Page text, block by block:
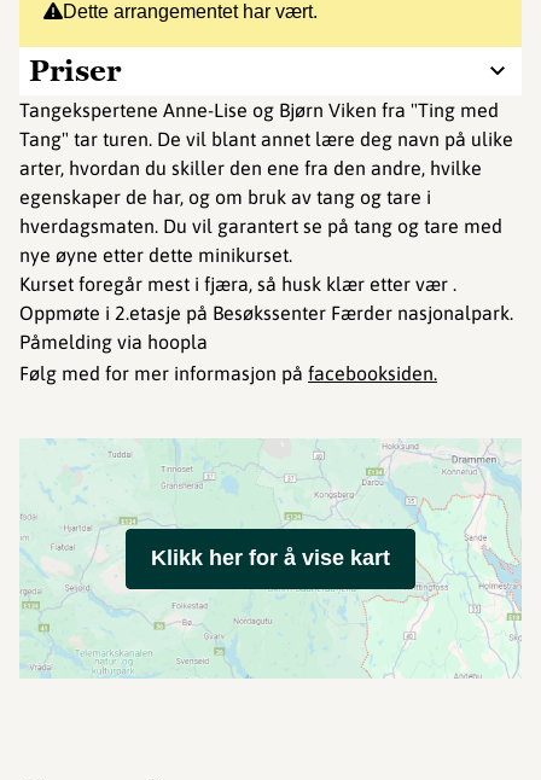
Dette arrangementet har vært.
Priser
Tangekspertene Anne-Lise og Bjørn Viken fra "Ting med
Tang" tar turen. De vil blant annet lære deg navn på ulike
arter, hvordan du skiller den ene fra den andre, hvilke
egenskaper de har, og om bruk av tang og tare i
hverdagsmaten. Du vil garantert se på tang og tare med
nye øyne etter dette minikurset.
Kurset foregår mest i fjæra, så husk klær etter vær .
Oppmøte i 2.etasje på Besøkssenter Færder nasjonalpark.
Påmelding via hoopla
Følg med for mer informasjon på facebooksiden.
Klikk her for å vise kart